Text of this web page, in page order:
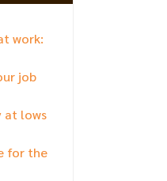
work:
job
at lows
for the